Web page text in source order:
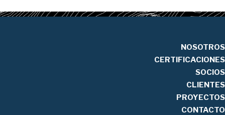
NOSOTROS
CERTIFICACIONES
SOCIOS
CLIENTES
PROYECTOS
CONTACTO